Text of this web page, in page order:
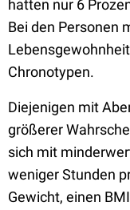
hatten nur 6
Bei den Personen
Chronotypen.
Diejenigen mit
größerer
sich mit
weniger Stunden
Gewicht, einen